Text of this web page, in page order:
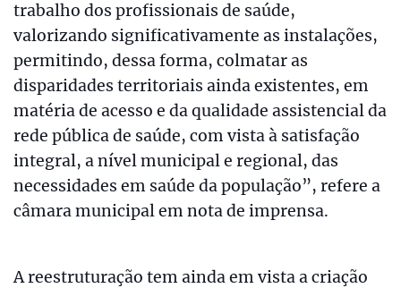
trabalho dos profissionais de saúde,
valorizando significativamente as instalações,
permitindo, dessa forma, colmatar as
disparidades territoriais ainda existentes, em
matéria de acesso e da qualidade assistencial da
rede pública de saúde, com vista à satisfação
integral, a nível municipal e regional, das
necessidades em saúde da população”, refere a
câmara municipal em nota de imprensa.
A reestruturação tem ainda em vista a criação